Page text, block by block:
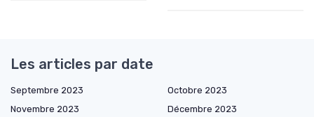
Les articles par date
Septembre 2023
Octobre 2023
Novembre 2023
Décembre 2023